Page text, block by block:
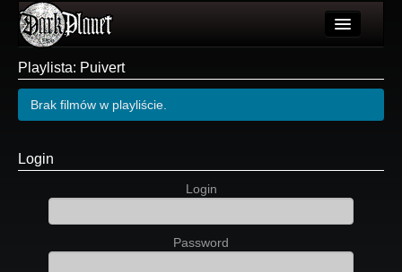
Użytkownicy
Wydarzenia
Forum
Playlista: Puivert
Brak filmów w playliście.
Login
Login
Password